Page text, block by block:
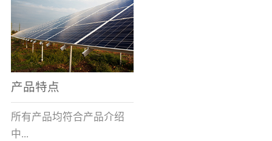
8项，其中发明专利2项，
实用新型专利6项。目前低
压事业部拿到三项专利。
产品特点
所有产品均符合产品介绍
中...